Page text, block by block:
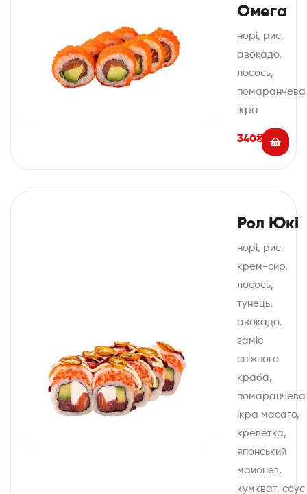
Омега
норі, рис,
авокадо,
лосось,
помаранчева
ікра
340₴
Рол Юкі
норі, рис,
крем-сир,
лосось,
тунець,
авокадо,
заміс
сніжного
краба,
помаранчева
ікра масаго,
креветка,
японський
майонез,
кумкват, соус